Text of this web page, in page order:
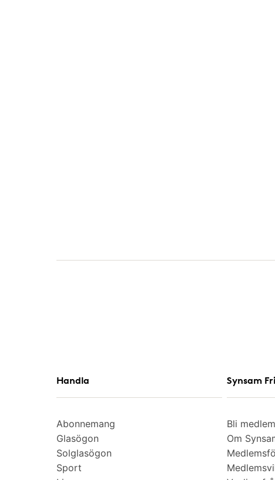
Handla
Abonnemang
Glasögon
Solglasögon
Sport
Synsam
Bli medlem
Om